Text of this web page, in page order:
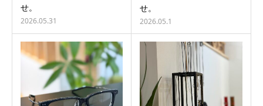
せ。
2026.05.31
せ。
2026.05.1